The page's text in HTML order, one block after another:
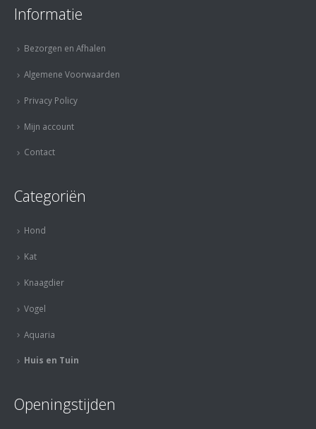
Informatie
Bezorgen en Afhalen
Algemene Voorwaarden
Privacy Policy
Mijn account
Contact
Categoriën
Hond
Kat
Knaagdier
Vogel
Aquaria
Huis en Tuin
Openingstijden